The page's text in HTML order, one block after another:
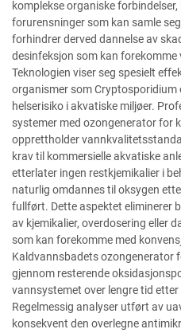
komplekse organiske
forurensninger som kan samle
forhindrer derved dannelse av
desinfeksjon som kan forekomme
Teknologien viser seg spesielt
organismer som Cryptosporidium
helserisiko i akvatiske miljøer.
systemer med ozongenerator for
opprettholder
krav til kommersielle akvatiske
etterlater ingen restkjemikalier i
naturlig omdannes til oksygen
fullført. Dette aspektet eliminerer
av kjemikalier, overdosering eller
som kan forekomme med
Kaldvannsbadets ozongenerator
gjennom resterende
vannsystemet over lengre tid
Regelmessig analyser utført av
konsekvent den overlegne